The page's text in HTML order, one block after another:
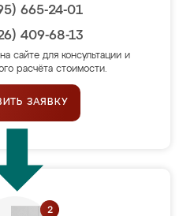
665-24-01
409-68-13
сайте для консультации и
расчёта стоимости.
ЗАЯВКУ